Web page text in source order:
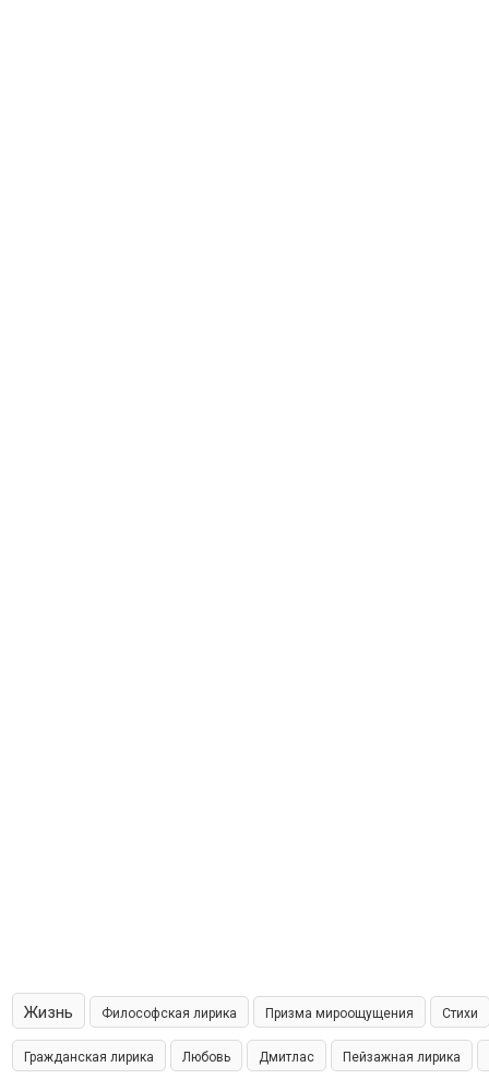
Жизнь Философская лирика Призма мироощущения Стихи
Гражданская лирика Любовь Дмитлас Пейзажная лирика